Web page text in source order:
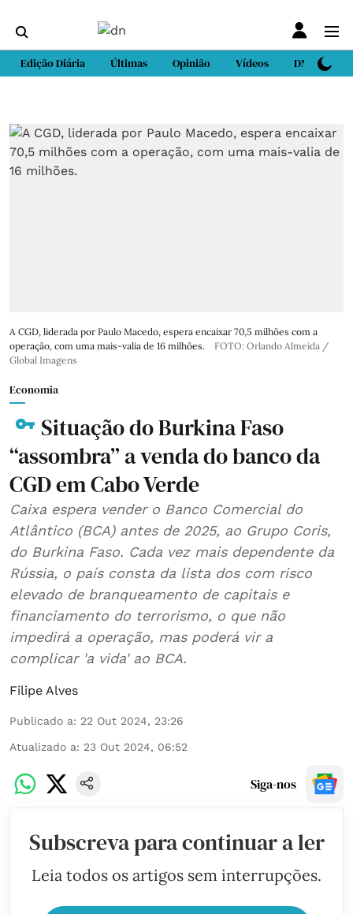
Edição Diária Últimas Opinião Vídeos DN Sport
A CGD, liderada por Paulo Macedo, espera encaixar 70,5 milhões com a
operação, com uma mais-valia de 16 milhões.
FOTO: Orlando Almeida /
Global Imagens
Economia
Situação do Burkina Faso
“assombra” a venda do banco da
CGD em Cabo Verde
Caixa espera vender o Banco Comercial do
Atlântico (BCA) antes de 2025, ao Grupo Coris,
do Burkina Faso. Cada vez mais dependente da
Rússia, o país consta da lista dos com risco
elevado de branqueamento de capitais e
financiamento do terrorismo, o que não
impedirá a operação, mas poderá vir a
complicar 'a vida' ao BCA.
Filipe Alves
Publicado a: 22 Out 2024, 23:26
Atualizado a: 23 Out 2024, 06:52
Siga-nos
Subscreva para continuar a ler
Leia todos os artigos sem interrupções.